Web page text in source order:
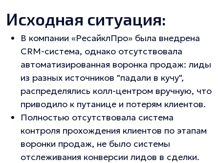
Исходная ситуация:
В компании «РесайклПро» была внедрена
CRM-система, однако отсутствовала
автоматизированная воронка продаж: лиды
из разных источников "падали в кучу",
распределялись колл-центром вручную, что
приводило к путанице и потерям клиентов.
Полностью отсутствовала система
контроля прохождения клиентов по этапам
воронки продаж, не было системы
отслеживания конверсии лидов в сделки.